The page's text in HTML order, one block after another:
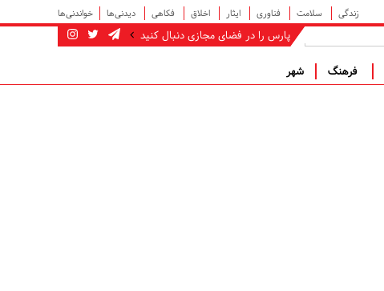
زندگی سلامت فناوری ایثار اخلاق فکاهی دیدنی‌ها خواندنی‌ها
پارس را در فضای مجازی دنبال کنید
فرهنگ شهر